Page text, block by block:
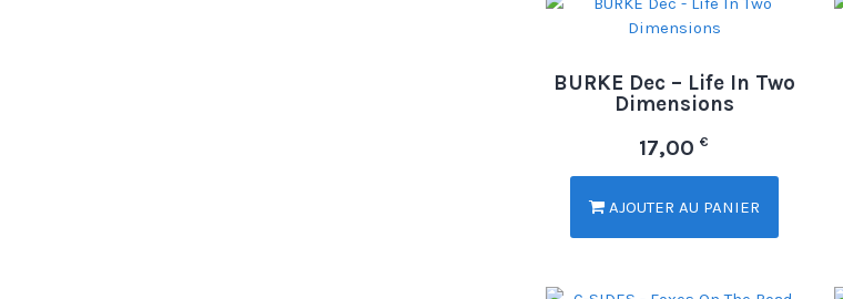
BURKE Dec – Life In Two
Dimensions
17,00 €
AJOUTER AU PANIER